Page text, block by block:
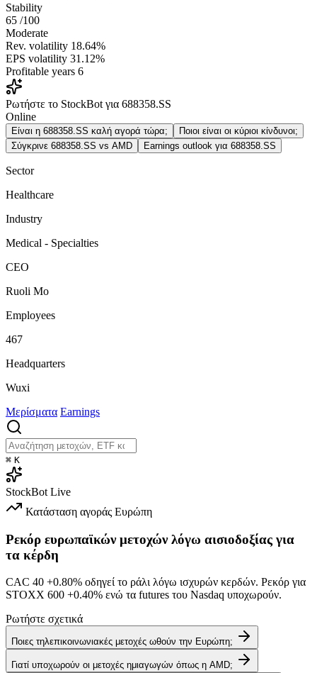
Stability
65 /100
Moderate
Rev. volatility 18.64%
EPS volatility 31.12%
Profitable years 6
Ρωτήστε το StockBot για 688358.SS
Online
Είναι η 688358.SS καλή αγορά τώρα;
Ποιοι είναι οι κύριοι κίνδυνοι;
Σύγκρινε 688358.SS vs AMD
Earnings outlook για 688358.SS
Sector
Healthcare
Industry
Medical - Specialties
CEO
Ruoli Mo
Employees
467
Headquarters
Wuxi
Μερίσματα Earnings
⌘ K
StockBot Live
Κατάσταση αγοράς Ευρώπη
Ρεκόρ ευρωπαϊκών μετοχών λόγω αισιοδοξίας για
τα κέρδη
CAC 40 +0.80% οδηγεί το ράλι λόγω ισχυρών κερδών. Ρεκόρ για
STOXX 600 +0.40% ενώ τα futures του Nasdaq υποχωρούν.
Ρωτήστε σχετικά
Ποιες τηλεπικοινωνιακές μετοχές ωθούν την Ευρώπη;
Γιατί υποχωρούν οι μετοχές ημιαγωγών όπως η AMD;